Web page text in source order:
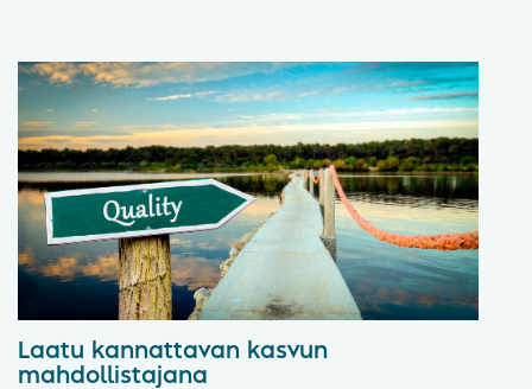
Laatu kannattavan kasvun
mahdollistajana